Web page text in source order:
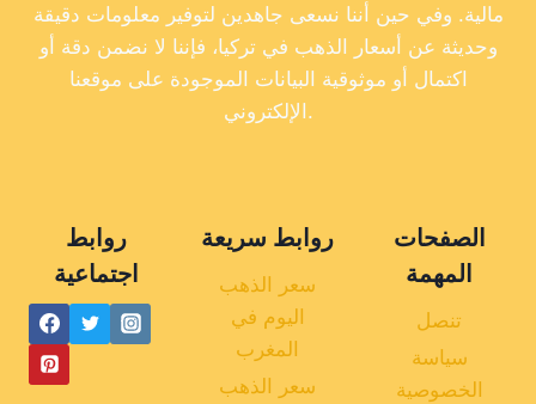
مالية. وفي حين أننا نسعى جاهدين لتوفير معلومات دقيقة
وحديثة عن أسعار الذهب في تركيا، فإننا لا نضمن دقة أو
اكتمال أو موثوقية البيانات الموجودة على موقعنا
الإلكتروني.
روابط
اجتماعية
روابط سريعة
سعر الذهب
اليوم في
المغرب
سعر الذهب
الصفحات
المهمة
تنصل
سياسة
الخصوصية